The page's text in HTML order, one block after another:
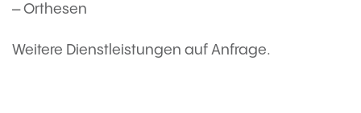
– Orthesen
Weitere Dienstleistungen auf Anfrage.